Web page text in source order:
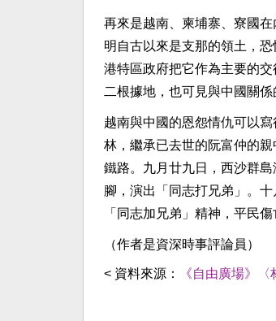
再來是越南、柬埔寨、寮國
明自古以來是支那的領土，
港特區政府把它作為主要的
二根據地，也可見與中國關係
越南與中國的恩怨情仇可以
林，繼承已去世的阮富仲的
鐵路。九月廿九日，西沙群
腳，演出「同志打兄弟」。
「同志加兄弟」精神，平民傷
（作者是資深時事評論員）
< 資料來源： 《自由廣場》〈